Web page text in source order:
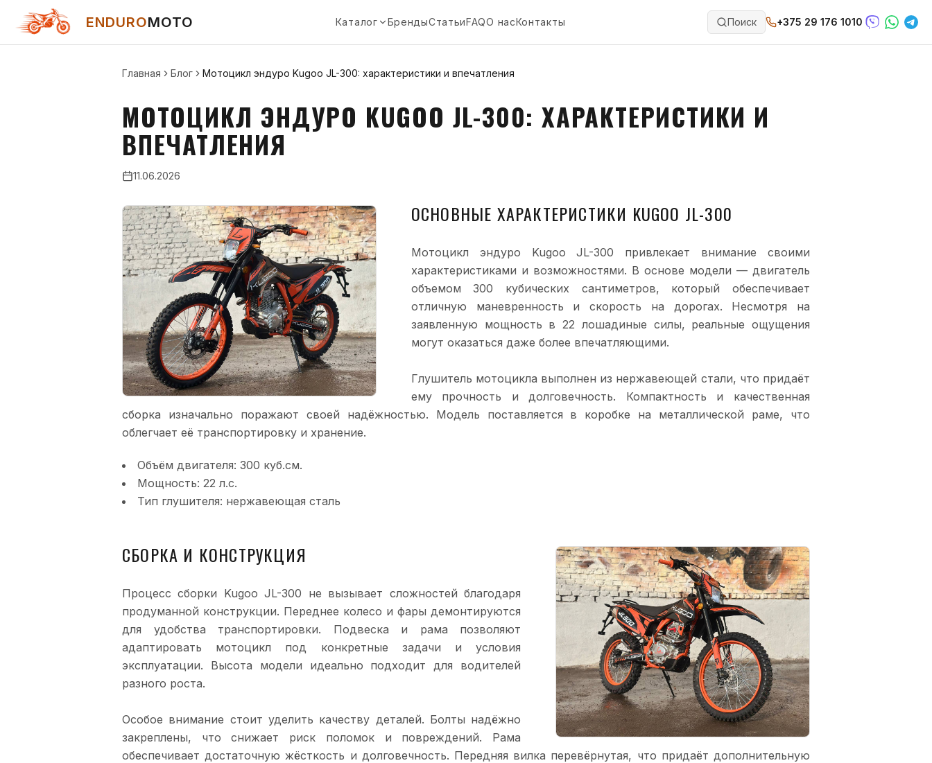
ENDUROMOTO Каталог БрендыСтатьиFAQО насКонтакты Поиск +375 29 176 1010
Главная Блог Мотоцикл эндуро Kugoo JL-300: характеристики и впечатления
МОТОЦИКЛ ЭНДУРО KUGOO JL-300: ХАРАКТЕРИСТИКИ И
ВПЕЧАТЛЕНИЯ
11.06.2026
ОСНОВНЫЕ ХАРАКТЕРИСТИКИ KUGOO JL-300
Мотоцикл эндуро Kugoo JL-300 привлекает внимание своими
характеристиками и возможностями. В основе модели — двигатель
объемом 300 кубических сантиметров, который обеспечивает
отличную маневренность и скорость на дорогах. Несмотря на
заявленную мощность в 22 лошадиные силы, реальные ощущения
могут оказаться даже более впечатляющими.
Глушитель мотоцикла выполнен из нержавеющей стали, что придаёт
ему прочность и долговечность. Компактность и качественная
сборка изначально поражают своей надёжностью. Модель поставляется в коробке на металлической раме, что
облегчает её транспортировку и хранение.
Объём двигателя: 300 куб.см.
Мощность: 22 л.с.
Тип глушителя: нержавеющая сталь
СБОРКА И КОНСТРУКЦИЯ
Процесс сборки Kugoo JL-300 не вызывает сложностей благодаря
продуманной конструкции. Переднее колесо и фары демонтируются
для удобства транспортировки. Подвеска и рама позволяют
адаптировать мотоцикл под конкретные задачи и условия
эксплуатации. Высота модели идеально подходит для водителей
разного роста.
Особое внимание стоит уделить качеству деталей. Болты надёжно
закреплены, что снижает риск поломок и повреждений. Рама
обеспечивает достаточную жёсткость и долговечность. Передняя вилка перевёрнутая, что придаёт дополнительную